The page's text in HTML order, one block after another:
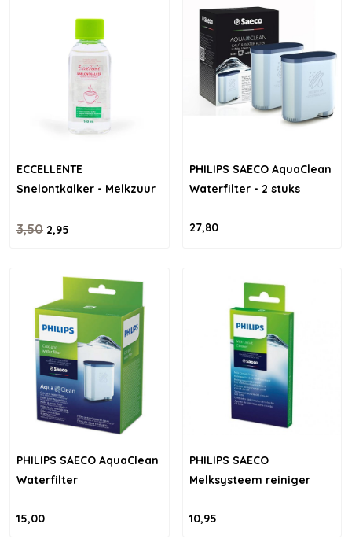
ECCELLENTE
Snelontkalker - Melkzuur
3,50 2,95
PHILIPS SAECO AquaClean
Waterfilter - 2 stuks
27,80
PHILIPS SAECO AquaClean
Waterfilter
15,00
PHILIPS SAECO
Melksysteem reiniger
10,95